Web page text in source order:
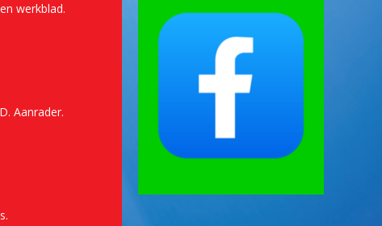
werkblad.
Aanrader.